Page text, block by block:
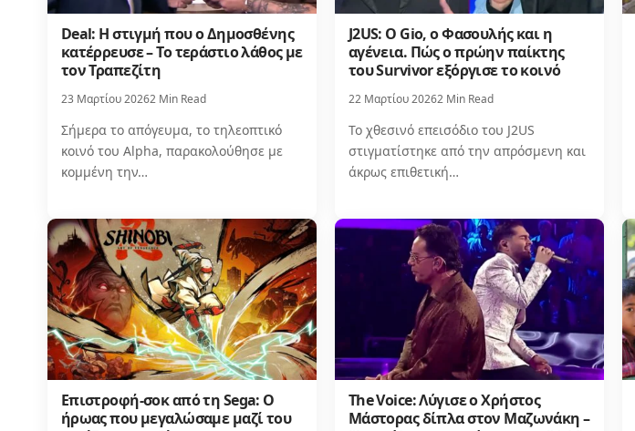
Deal: Η στιγμή που ο Δημοσθένης
κατέρρευσε – Το τεράστιο λάθος με
τον Τραπεζίτη
23 Μαρτίου 20262 Min Read
Σήμερα το απόγευμα, το τηλεοπτικό
κοινό του Alpha, παρακολούθησε με
κομμένη την…
J2US: Ο Gio, ο Φασουλής και η
αγένεια. Πώς ο πρώην παίκτης
του Survivor εξόργισε το κοινό
22 Μαρτίου 20262 Min Read
Το χθεσινό επεισόδιο του J2US
στιγματίστηκε από την απρόσμενη και
άκρως επιθετική…
Επιστροφή-σοκ από τη Sega: Ο
ήρωας που μεγαλώσαμε μαζί του
The Voice: Λύγισε ο Χρήστος
Μάστορας δίπλα στον Μαζωνάκη –